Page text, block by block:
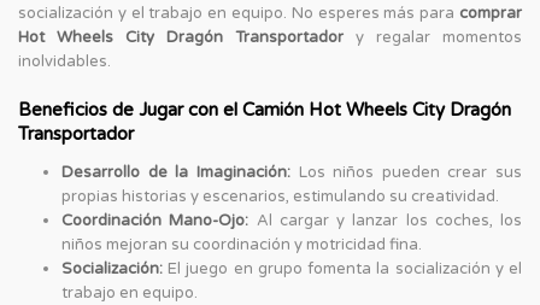
socialización y el trabajo en equipo. No esperes más para comprar
Hot Wheels City Dragón Transportador y regalar momentos
inolvidables.
Beneficios de Jugar con el Camión Hot Wheels City Dragón
Transportador
Desarrollo de la Imaginación:Los niños pueden crear sus
propias historias y escenarios, estimulando su creatividad.
Coordinación Mano-Ojo: Al cargar y lanzar los coches, los
niños mejoran su coordinación y motricidad fina.
Socialización: El juego en grupo fomenta la socialización y el
trabajo en equipo.